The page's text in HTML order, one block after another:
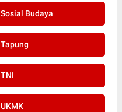
Sosial Budaya
Tapung
TNI
UKMK